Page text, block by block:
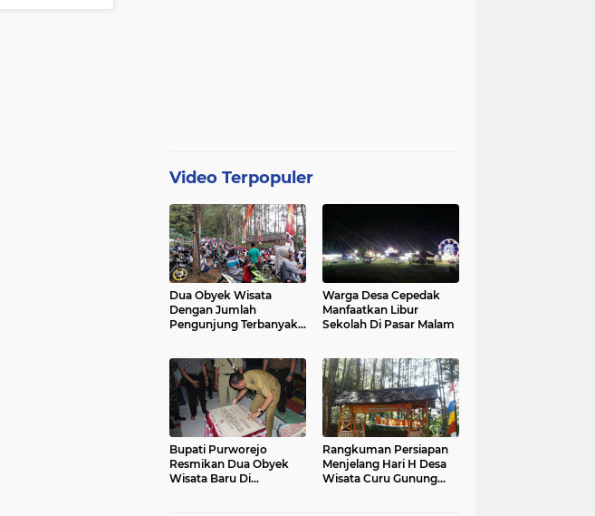
Video Terpopuler
Dua Obyek Wisata
Dengan Jumlah
Pengunjung Terbanyak
Warga Desa Cepedak
Manfaatkan Libur
Sekolah Di Pasar Malam
Bupati Purworejo
Resmikan Dua Obyek
Wisata Baru Di
Rangkuman Persiapan
Menjelang Hari H Desa
Wisata Curu Gunung